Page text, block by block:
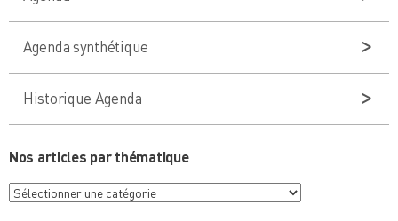
Agenda synthétique
Historique Agenda
Nos articles par thématique
Nos
articles